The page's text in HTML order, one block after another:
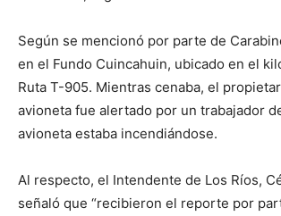
Según se mencionó por parte de
en el Fundo Cuincahuin, ubicado en el
Ruta T-905. Mientras cenaba, el
avioneta fue alertado por un trabajador
avioneta estaba incendiándose.
Al respecto, el Intendente de Los Ríos,
señaló que “recibieron el reporte por